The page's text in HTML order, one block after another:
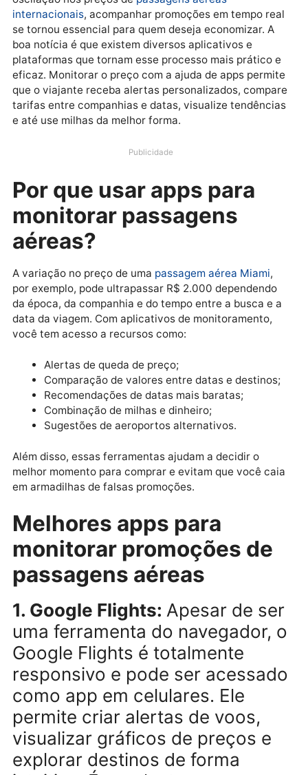
promoções de passagens aére
Com o aumento da demanda por viagens e a grande
oscilação nos preços depassagens aéreas
internacionais, acompanhar promoções em tempo
se tornou essencial para quem deseja economizar. A
boa notícia é que existem diversos aplicativos e
eficaz. Monitorar o preço com a ajuda de apps
tarifas entre companhias e datas, visualize
e até use milhas da melhor forma.
Por que usar apps para
monitorar passagens
aéreas?
A variação no preço de umapassagem aérea Miami
por exemplo, pode ultrapassar R$ 2.000 dependendo
da época, da companhia e do tempo entre a busca e
data da viagem. Com aplicativos de monitoramento,
Alertas de queda de preço;
Comparação de valores entre datas e
Combinação de milhas e dinheiro;
Sugestões de aeroportos alternativos.
Além disso, essas ferramentas ajudam a decidir o
melhor momento para comprar e evitam que você
em armadilhas de falsas promoções.
Melhores apps para
monitorar promoções de
passagens aéreas
1. Google Flights:Apesar de
uma ferramenta do navegador,